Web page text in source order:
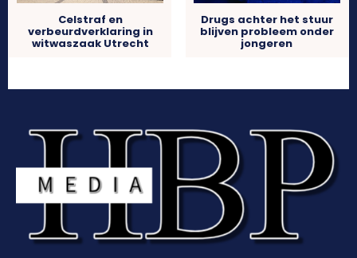
Celstraf en
verbeurdverklaring in
witwaszaak Utrecht
Drugs achter het stuur
blijven probleem onder
jongeren